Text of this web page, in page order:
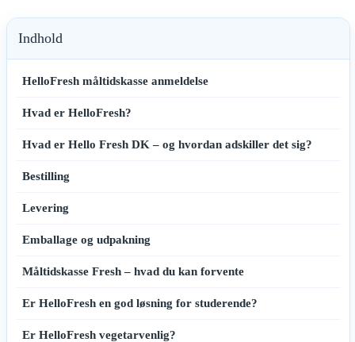
Indhold
HelloFresh måltidskasse anmeldelse
Hvad er HelloFresh?
Hvad er Hello Fresh DK – og hvordan adskiller det sig?
Bestilling
Levering
Emballage og udpakning
Måltidskasse Fresh – hvad du kan forvente
Er HelloFresh en god løsning for studerende?
Er HelloFresh vegetarvenlig?